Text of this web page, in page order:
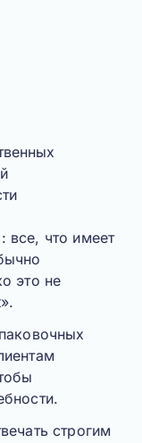
все, что имеет
это не
».
строгим